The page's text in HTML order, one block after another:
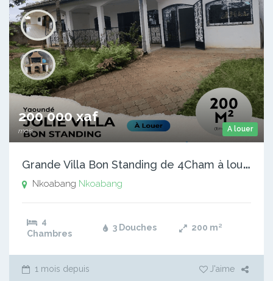
A louer
200 000 xaf
mois
G
rande Villa Bon Standing de 4Cham à louer à Nkoabang
Nkoabang Nkoabang
4
Chambres
3 Douches 200 m²
1 mois depuis J'aime